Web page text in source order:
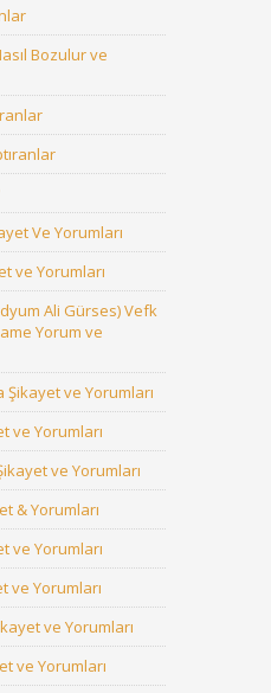
Bozulur ve
Ve Yorumları
ve Yorumları
Ali Gürses) Vefk
Yorum ve
ve Yorumları
ve Yorumları
ve Yorumları
& Yorumları
ve Yorumları
ve Yorumları
ve Yorumları
ve Yorumları